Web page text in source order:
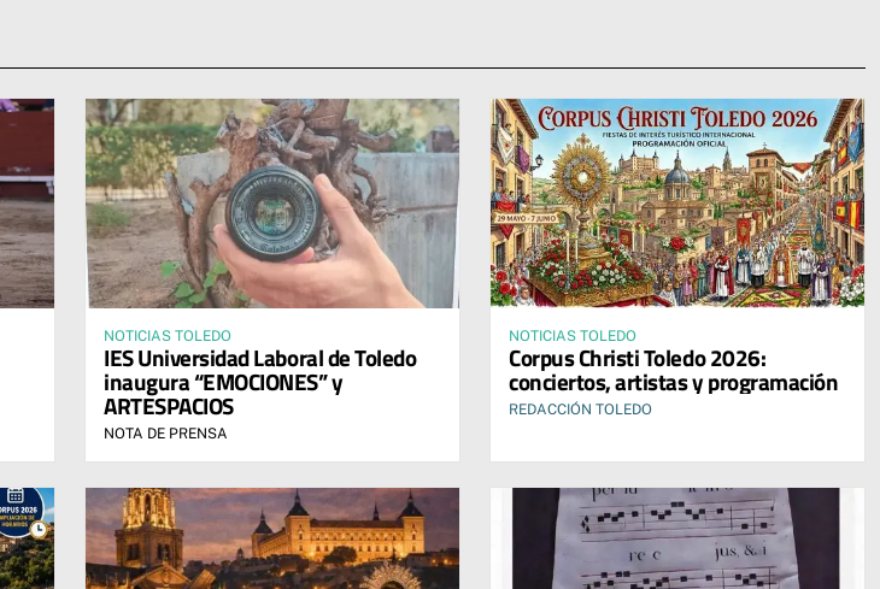
NOTICIAS TOLEDO
IES Universidad Laboral de Toledo
inaugura “EMOCIONES” y
ARTESPACIOS
NOTA DE PRENSA
NOTICIAS TOLEDO
Corpus Christi Toledo 2026:
conciertos, artistas y programación
REDACCIÓN TOLEDO